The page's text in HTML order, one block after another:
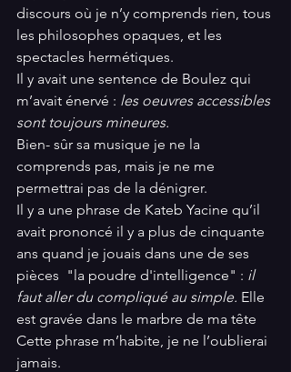
discours où je n’y comprends rien, tous
les philosophes opaques, et les
spectacles hermétiques.
Il y avait une sentence de Boulez qui
m’avait énervé : les oeuvres accessibles
sont toujours mineures.
Bien- sûr sa musique je ne la
comprends pas, mais je ne me
permettrai pas de la dénigrer.
Il y a une phrase de Kateb Yacine qu’il
avait prononcé il y a plus de cinquante
ans quand je jouais dans une de ses
pièces  "la poudre d'intelligence" : il
faut aller du compliqué au simple. Elle
est gravée dans le marbre de ma tête
Cette phrase m’habite, je ne l’oublierai
jamais.